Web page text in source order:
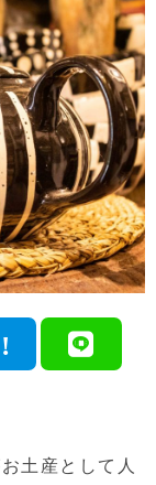
土産として人